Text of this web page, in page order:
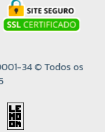
34 © Todos os